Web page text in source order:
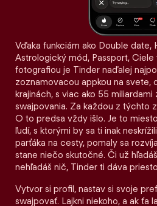
Vďaka funkciám ako Double date,
Astrologický mód, Passport,
fotografiou je Tinder naďalej
zoznamovacou appkou na svete,
krajinách, s viac ako 55
swajpovania. Za každou z týchto
O to predsa vždy išlo. Je to
ľudí, s ktorými by sa ti inak
parťáka na cesty, pomaly sa
stane niečo skutočné. Či už
nehľadáš nič, Tinder ti dáva
Vytvor si profil, nastav si svoje
swajpovať. Lajkni niekoho, a ak ťa